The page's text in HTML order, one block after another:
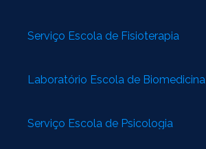
Serviço Escola de Fisioterapia
Laboratório Escola de Biomedicina
Serviço Escola de Psicologia